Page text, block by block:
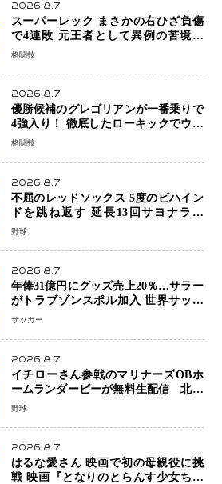
2026.8.7
スーパーレック まさかの右ひざ負傷
で4連敗 元王者として異例の苦境…
「アクシデント」でも消えない危険信
格闘技
2026.8.7
優勝候補のグレゴリアンが一番乗りで
4強入り！ 徹底したローキックでウス
ビャンを攻略、判定勝利
格闘技
2026.8.7
不屈のレッドソックス 5度のビハイン
ドを跳ね返す 延長13回サヨナラ勝
ち 吉田正尚選手も2安打1打点で貢献 4
野球
2026.8.7
年俸31億円にグッズ売上20％…サラー
がトラブゾンスポル加入 世界サッカ
ーは「五大リーグ一強」から新時代へ
サッカー
2026.8.7
イチローさん参戦のマリナーズOBホ
ームランダービーが無料生配信 北米
ならではの“魅せる興行”に世界が注目
野球
2026.8.7
はるな愛さん 映画で初の母親役に挑
戦 映画『となりのとらんす少女ちゃ